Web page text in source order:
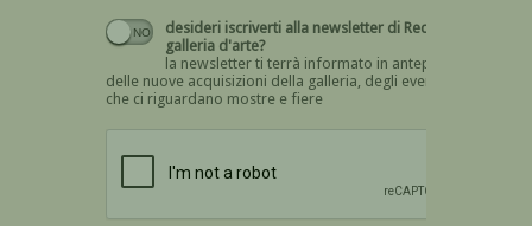
desideri iscriverti alla newsletter di Recta
galleria d'arte?
la newsletter ti terrà informato in anteprima
delle nuove acquisizioni della galleria, degli eventi
che ci riguardano mostre e fiere